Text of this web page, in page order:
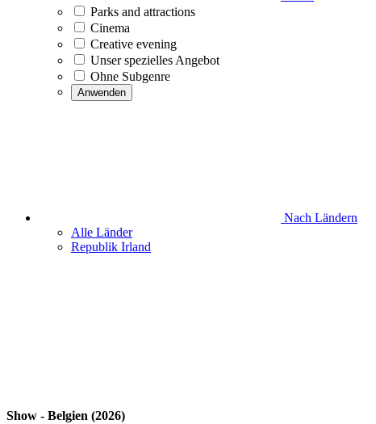
Parks and attractions
Cinema
Creative evening
Unser spezielles Angebot
Ohne Subgenre
Anwenden
Nach Ländern
Alle Länder
Republik Irland
Show - Belgien (2026)